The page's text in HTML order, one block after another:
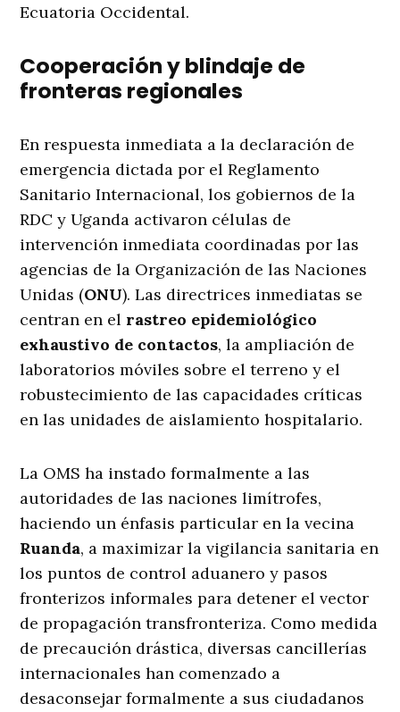
Ecuatoria Occidental.
Cooperación y blindaje de
fronteras regionales
En respuesta inmediata a la declaración de
emergencia dictada por el Reglamento
Sanitario Internacional, los gobiernos de la
RDC y Uganda activaron células de
intervención inmediata coordinadas por las
agencias de la Organización de las Naciones
Unidas (ONU). Las directrices inmediatas se
centran en el rastreo epidemiológico
exhaustivo de contactos, la ampliación de
laboratorios móviles sobre el terreno y el
robustecimiento de las capacidades críticas
en las unidades de aislamiento hospitalario.
La OMS ha instado formalmente a las
autoridades de las naciones limítrofes,
haciendo un énfasis particular en la vecina
Ruanda, a maximizar la vigilancia sanitaria en
los puntos de control aduanero y pasos
fronterizos informales para detener el vector
de propagación transfronteriza. Como medida
de precaución drástica, diversas cancillerías
internacionales han comenzado a
desaconsejar formalmente a sus ciudadanos